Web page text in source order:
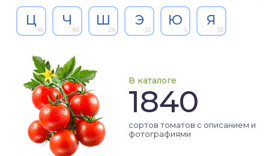
Ц
18
Ч
85
Ш
28
Э
12
Ю
5
Я
33
В каталоге
1840
сортов томатов с описанием и
фотографиями